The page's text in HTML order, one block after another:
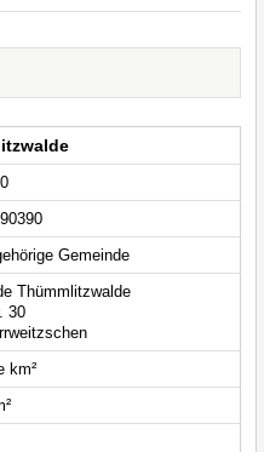
Gemeinde
Thümmlitzwalde
30
km²